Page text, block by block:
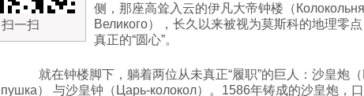
扫一扫
侧，那座高耸入云的伊凡大帝钟楼（
Великого），长久以来被视为莫斯科的地理零
真正的“圆心”。
就在钟楼脚下，躺着两位从未真正“履职”的巨人：沙皇炮
пушка） 与沙皇钟（Царь-колокол）。1586年铸成的沙皇炮，口